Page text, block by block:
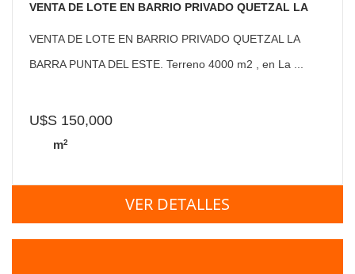
VENTA DE LOTE EN BARRIO PRIVADO QUETZAL LA
BARRA PUNTA DEL ESTE
VENTA DE LOTE EN BARRIO PRIVADO QUETZAL LA
BARRA PUNTA DEL ESTE. Terreno 4000 m2 , en La ...
U$S 150,000
m2
VER DETALLES